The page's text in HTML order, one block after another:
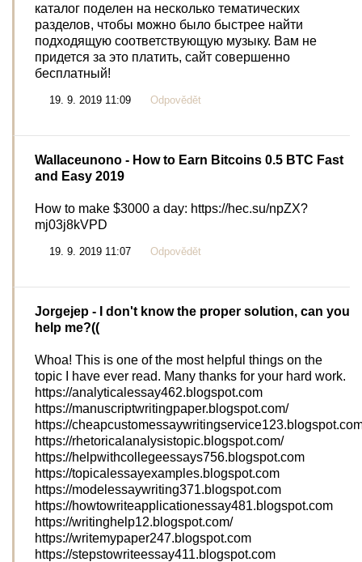
каталог поделен на несколько тематических
разделов, чтобы можно было быстрее найти
подходящую соответствующую музыку. Вам не
придется за это платить, сайт совершенно
бесплатный!
19. 9. 2019 11:09 Odpovědět
Wallaceunono - How to Earn Bitcoins 0.5 BTC Fast
and Easy 2019
How to make $3000 a day: https://hec.su/npZX?
mj03j8kVPD
19. 9. 2019 11:07 Odpovědět
Jorgejep - I don't know the proper solution, can you
help me?((
Whoa! This is one of the most helpful things on the
topic I have ever read. Many thanks for your hard work.
https://analyticalessay462.blogspot.com
https://manuscriptwritingpaper.blogspot.com/
https://
https://rhetoricalanalysistopic.blogspot.com/
https://helpwithcollegeessays756.blogspot.com
https://topicalessayexamples.blogspot.com
https://modelessaywriting371.blogspot.com
https://howtowriteapplicationessay481.blogspot.com
https://writinghelp12.blogspot.com/
https://writemypaper247.blogspot.com
https://stepstowriteessay411.blogspot.com